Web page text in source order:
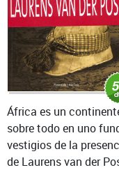
África es un
sobre todo en uno
vestigios de la
de Laurens van der